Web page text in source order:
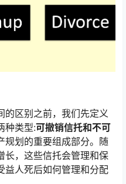
的区别之前，我们先定义
种类型:可撤销信托和不可
规划的重要组成部分。随
长，这些信托会管理和保
益人死后如何管理和分配